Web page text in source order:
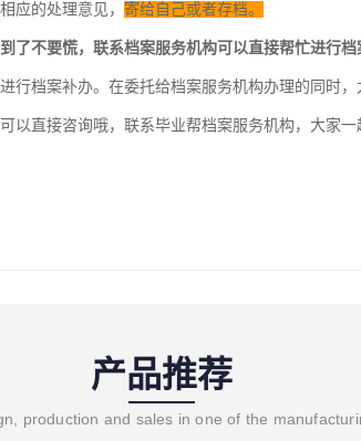
应的处理意见， 寄给自己或者存档。
了不要慌，联系档案服务机构可以直接帮忙进行档
行档案补办。在委托给档案服务机构办理的同时
以直接咨询哦，联系毕业帮档案服务机构，大家一
产品推荐
production and sales in one of the